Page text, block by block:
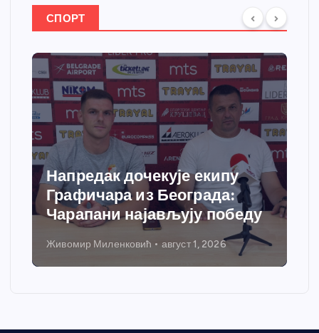
СПОРТ
Напредак дочекује екипу
Графичара из Београда:
Чарапани најављују победу
Живомир Миленковић август 1, 2026